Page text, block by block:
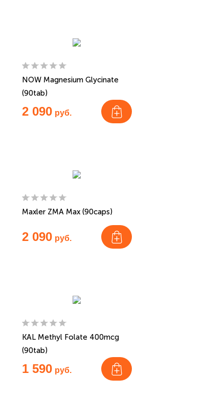
NOW Magnesium Glycinate
(90tab)
2 090 руб.
Maxler ZMA Max (90caps)
2 090 руб.
KAL Methyl Folate 400mcg
(90tab)
1 590 руб.